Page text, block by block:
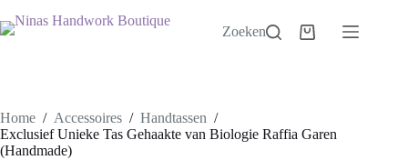
naar
de
Zoeken Winkelwagen
Home / Accessoires / Handtassen /
Exclusief Unieke Tas Gehaakte van Biologie Raffia Garen
(Handmade)